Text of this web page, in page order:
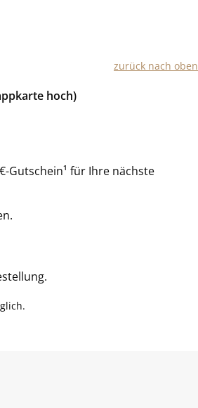
zurück nach oben
hoch)
Gutschein¹ für Ihre nächste